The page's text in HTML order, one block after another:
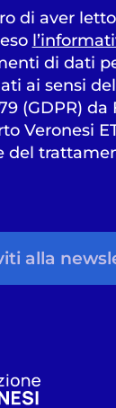
di aver
di dati
ai sensi
(GDPR) da
Veronesi
del
alla